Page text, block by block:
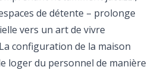
de détente – prolonge
vers un art de vivre
configuration de la maison
loger du personnel de manière